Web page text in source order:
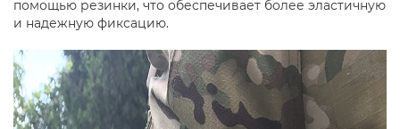
помощью резинки, что обеспечивает более эластичную
и надежную фиксацию.